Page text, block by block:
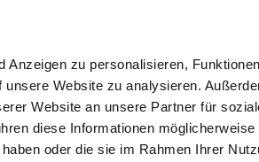
Anzeigen zu personalisieren,
Website zu analysieren.
Website an unsere Partner für
diese Informationen
oder die sie im Rahmen Ihrer
Verwaltung
Entwicklung
Vermarktung
Beratung
Expansion